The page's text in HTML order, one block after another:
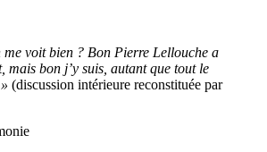
voit bien ? Bon Pierre Lellouche a
mais bon j’y suis, autant que tout le
(discussion intérieure reconstituée par